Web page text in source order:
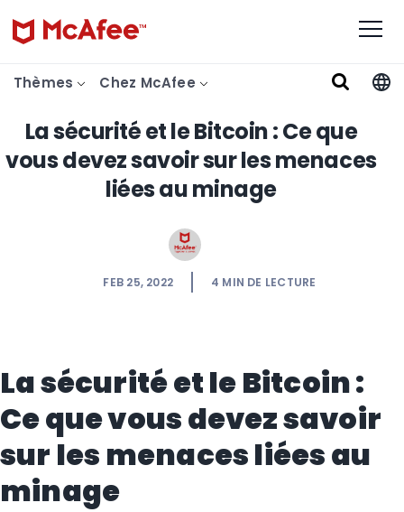
Thèmes Chez McAfee
La sécurité et le Bitcoin : Ce que
vous devez savoir sur les menaces
liées au minage
FEB 25, 2022 4 MIN DE LECTURE
La sécurité et le Bitcoin :
Ce que vous devez savoir
sur les menaces liées au
minage